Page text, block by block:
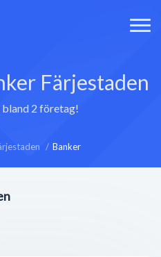
Färjestaden
bland 2 företag!
Banker